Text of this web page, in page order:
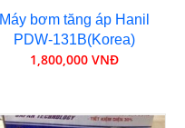
Máy bơm tăng áp Hanil
PDW-131B(Korea)
1,800,000 VNĐ